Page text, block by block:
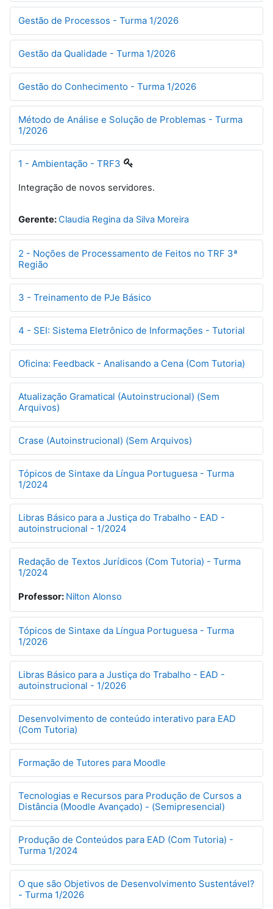
Gestão de Processos - Turma 1/2026
Gestão da Qualidade - Turma 1/2026
Gestão do Conhecimento - Turma 1/2026
Método de Análise e Solução de Problemas - Turma
1/2026
1 - Ambientação - TRF3
Integração de novos servidores.
Gerente:Claudia Regina da Silva Moreira
2 - Noções de Processamento de Feitos no TRF 3ª
Região
3 - Treinamento de PJe Básico
4 - SEI: Sistema Eletrônico de Informações - Tutorial
Oficina: Feedback - Analisando a Cena (Com Tutoria)
Atualização Gramatical (Autoinstrucional) (Sem
Arquivos)
Crase (Autoinstrucional) (Sem Arquivos)
Tópicos de Sintaxe da Língua Portuguesa - Turma
1/2024
Libras Básico para a Justiça do Trabalho - EAD -
autoinstrucional - 1/2024
Redação de Textos Jurídicos (Com Tutoria) - Turma
1/2024
Professor: Nilton Alonso
Tópicos de Sintaxe da Língua Portuguesa - Turma
1/2026
Libras Básico para a Justiça do Trabalho - EAD -
autoinstrucional - 1/2026
Desenvolvimento de conteúdo interativo para EAD
(Com Tutoria)
Formação de Tutores para Moodle
Tecnologias e Recursos para Produção de Cursos a
Distância (Moodle Avançado) - (Semipresencial)
Produção de Conteúdos para EAD (Com Tutoria) -
Turma 1/2024
O que são Objetivos de Desenvolvimento Sustentável?
- Turma 1/2026